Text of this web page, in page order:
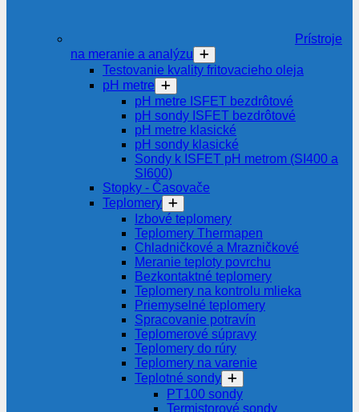
Prístroje
na meranie a analýzu
Testovanie kvality fritovacieho oleja
pH metre
pH metre ISFET bezdrôtové
pH sondy ISFET bezdrôtové
pH metre klasické
pH sondy klasické
Sondy k ISFET pH metrom (SI400 a
SI600)
Stopky - Časovače
Teplomery
Izbové teplomery
Teplomery Thermapen
Chladničkové a Mrazničkové
Meranie teploty povrchu
Bezkontaktné teplomery
Teplomery na kontrolu mlieka
Priemyselné teplomery
Spracovanie potravín
Teplomerové súpravy
Teplomery do rúry
Teplomery na varenie
Teplotné sondy
PT100 sondy
Termistorové sondy